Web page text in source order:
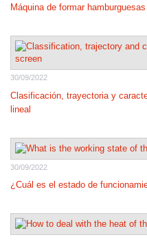
Máquina de formar
30/09/2022
Clasificación, trayectoria y
lineal
30/09/2022
¿Cuál es el estado de